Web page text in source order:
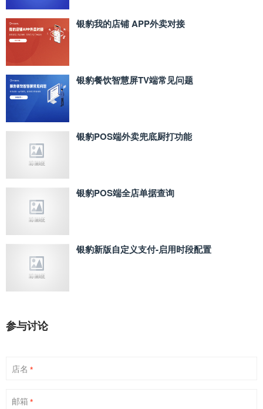
银豹我的店铺 APP外卖对接
银豹餐饮智慧屏TV端常见问题
银豹POS端外卖兜底厨打功能
银豹POS端全店单据查询
银豹新版自定义支付‑启用时段配置
参与讨论
店名 *
邮箱 *